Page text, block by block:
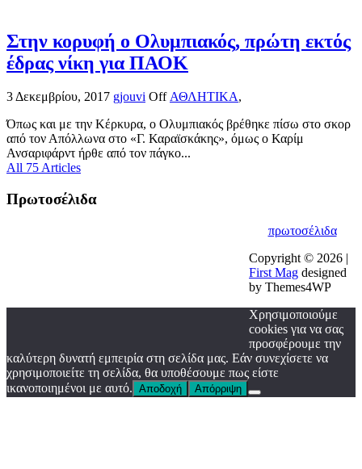
Στην κορυφή ο Ολυμπιακός, πρώτη εκτός
έδρας νίκη για ΠΑΟΚ
3 Δεκεμβρίου, 2017 gjouvi Off ΑΘΛΗΤΙΚΑ,
Όπως και με την Κέρκυρα, ο Ολυμπιακός βρέθηκε πίσω στο σκορ
από τον Απόλλωνα στο «Γ. Καραϊσκάκης», όμως ο Καρίμ
Ανσαριφάρντ ήρθε από τον πάγκο...
All 75 Articles
Πρωτοσέλιδα
πρωτοσέλιδα
Copyright © 2026 |
First Mag designed
by Themes4WP
Χρησιμοποιούμε
cookies για να σας
προσφέρουμε την
καλύτερη δυνατή εμπειρία στη σελίδα μας. Εάν συνεχίσετε να
χρησιμοποιείτε τη σελίδα, θα υποθέσουμε πως είστε
ικανοποιημένοι με αυτό. Αποδοχή Απόρριψη